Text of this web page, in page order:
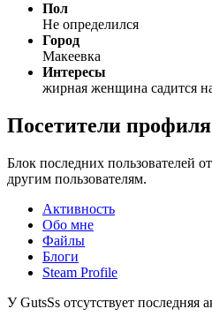
Пол
Не определился
Город
Макеевка
Интересы
жирная женщина садится
Посетители профиля
Блок последних пользователей
другим пользователям.
Активность
Обо мне
Файлы
Блоги
Steam Profile
У GutsSs отсутствует последняя